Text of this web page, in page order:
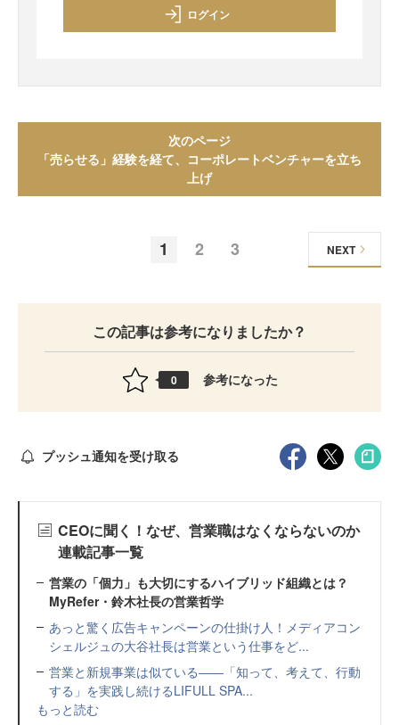
ログイン
次のページ
「売らせる」経験を経て、コーポレートベンチャーを立ち
上げ
1 2 3 NEXT
この記事は参考になりましたか？
0 参考になった
プッシュ通知を受け取る
CEOに聞く！なぜ、営業職はなくならないのか
連載記事一覧
営業の「個力」も大切にするハイブリッド組織とは？
MyRefer・鈴木社長の営業哲学
あっと驚く広告キャンペーンの仕掛け人！メディアコン
シェルジュの大谷社長は営業という仕事をど...
営業と新規事業は似ている――「知って、考えて、行動
する」を実践し続けるLIFULL SPA...
もっと読む